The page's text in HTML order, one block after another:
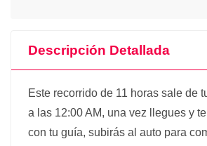
Descripción Detallada
Este recorrido de 11 horas sale de
a las 12:00 AM, una vez llegues y
con tu guía, subirás al auto para